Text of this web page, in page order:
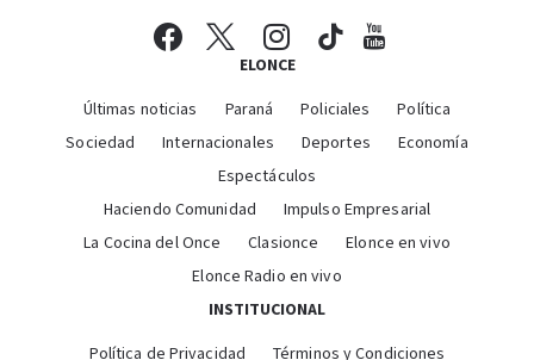
ELONCE
Últimas noticias Paraná Policiales
Política
Sociedad
Internacionales Deportes
Economía
Espectáculos
Haciendo Comunidad
Impulso Empresarial
La Cocina del Once
Clasionce
Elonce en vivo
Elonce Radio en vivo
INSTITUCIONAL
Política de Privacidad Términos y Condiciones